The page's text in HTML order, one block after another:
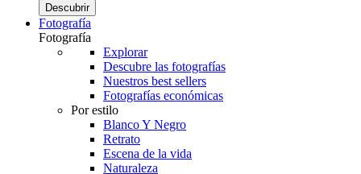
Descubrir
Fotografía
Fotografía
Explorar
Descubre las fotografías
Nuestros best sellers
Fotografías económicas
Por estilo
Blanco Y Negro
Retrato
Escena de la vida
Naturaleza